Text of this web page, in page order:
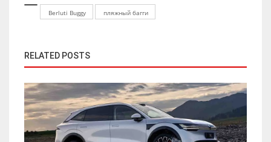
Berluti Buggy пляжный багги
RELATED POSTS